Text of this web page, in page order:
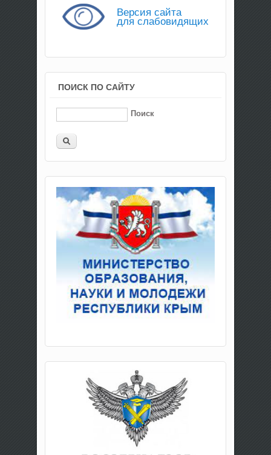
Версия сайта
для слабовидящих
ПОИСК ПО САЙТУ
Поиск